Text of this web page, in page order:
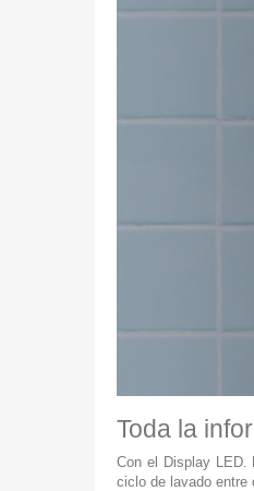
Toda la
Con el Display LED.
ciclo de lavado entre